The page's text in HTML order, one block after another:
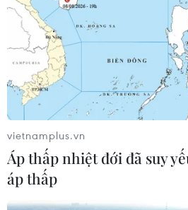
29/11/2022 11:17
Theo CEO của Rosneft, Ông Igor
đầu năm nay, lượng than đá của
Trung Quốc đạt 53 triệu tấn,
đá nhập khẩu của Trung Quốc.
vietnamplus.vn
Áp thấp nhiệt đới đã suy
áp thấp